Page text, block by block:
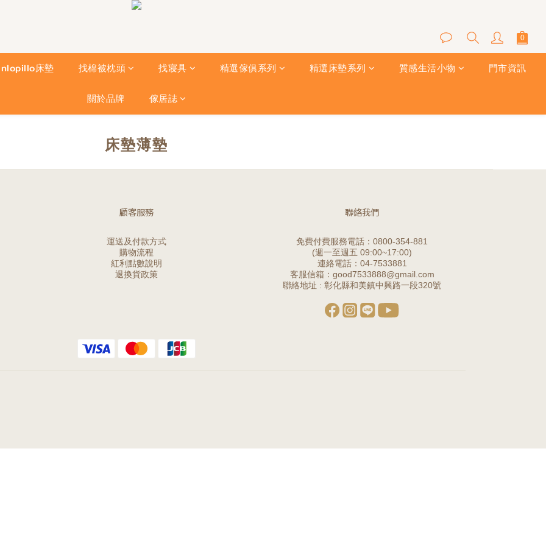
床墊 找棉被枕頭 找寢具 精選傢俱系列 精選床墊系列 質感生活小物 門市資訊
關於品牌 傢居誌
床墊薄墊
顧客服務
運送及付款方式
購物流程
紅利點數說明
退換貨政策
聯絡我們
免費付費服務電話：0800-354-881
(週一至週五 09:00~17:00)
連絡電話：04-7533881
客服信箱：good7533888@gmail.com
聯絡地址 : 彰化縣和美鎮中興路一段320號